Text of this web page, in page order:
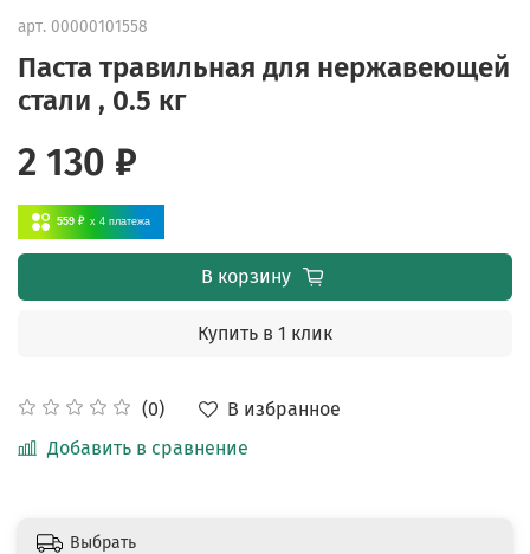
арт. 00000101558
Паста травильная для нержавеющей
стали , 0.5 кг
(0)
В избранное
Добавить в сравнение
2 130 ₽
559 ₽ x 4 платежа
В корзину
Купить в 1 клик
Выбрать